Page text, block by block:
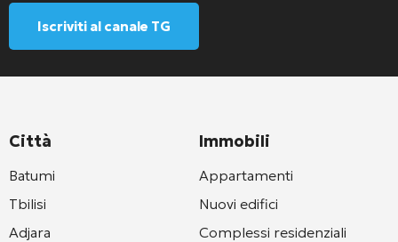
Iscriviti al canale TG
Città
Batumi
Tbilisi
Adjara
Immobili
Appartamenti
Nuovi edifici
Complessi residenziali